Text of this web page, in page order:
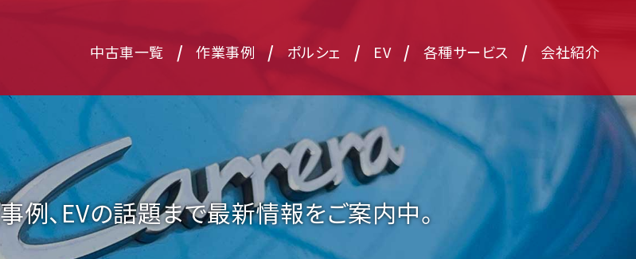
中古車一覧 / 作業事例 / ポルシェ / EV / 各種サービス / 会社紹介
例、EVの話題まで最新情報をご案内中。